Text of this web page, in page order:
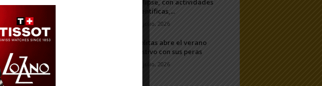
eclipse, con actividades
científicas,...
20 julio, 2026
Ablitas abre el verano
festivo con sus peras
11 julio, 2026